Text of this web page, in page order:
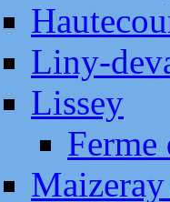
Liny-
Lissey
Ferme